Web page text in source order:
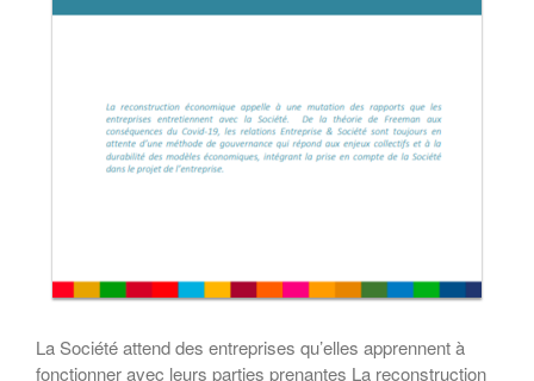
La Société attend des entreprises qu’elles apprennent à
fonctionner avec leurs parties prenantes La reconstruction